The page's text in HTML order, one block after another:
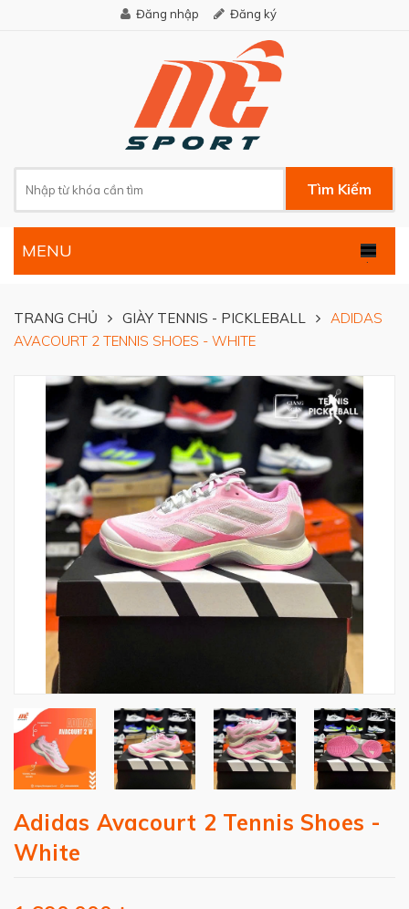
Đăng nhập Đăng ký
Tìm Kiếm
.
MENU
TRANG CHỦ GIÀY TENNIS - PICKLEBALL
ADIDAS
AVACOURT 2 TENNIS SHOES - WHITE
Adidas Avacourt 2 Tennis Shoes -
White